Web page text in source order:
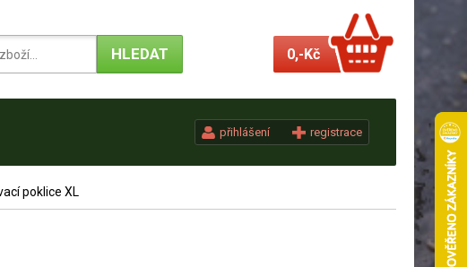
0,-Kč
přihlášení registrace
poklice XL